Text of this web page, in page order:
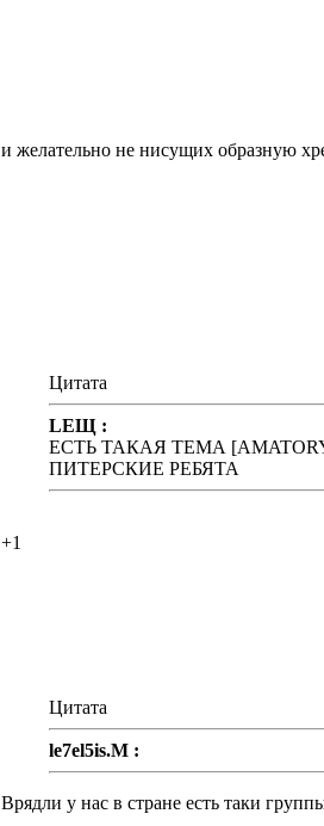
и желательно не нисущих образную
Цитата
LEЩ :
ЕСТЬ ТАКАЯ ТЕМА
ПИТЕРСКИЕ РЕБЯТА
+1
Цитата
le7el5is.M :
Врядли у нас в стране есть таки